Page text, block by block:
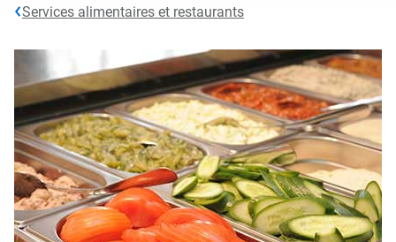
Services alimentaires et restaurants